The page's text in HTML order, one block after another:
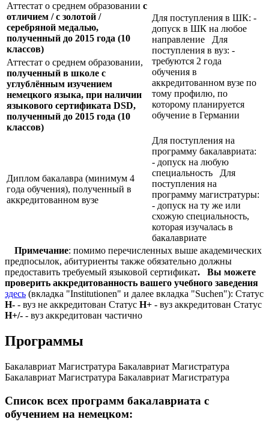
Аттестат о среднем образовании с
отличием / с золотой /
серебряной медалью,
полученный до 2015 года (10
классов)
Для поступления в ШК: -
допуск в ШК на любое
направление Для
поступления в вуз: -
требуются 2 года
обучения в
аккредитованном вузе по
тому профилю, по
которому планируется
обучение в Германии
Аттестат о среднем образовании,
полученный в школе с
углублённым изучением
немецкого языка, при наличии
языкового сертификата DSD,
полученный до 2015 года (10
классов)
Диплом бакалавра (минимум 4
года обучения), полученный в
аккредитованном вузе
Для поступления на
программу бакалавриата:
- допуск на любую
специальность Для
поступления на
программу магистратуры:
- допуск на ту же или
схожую специальность,
которая изучалась в
бакалавриате
Примечание: помимо перечисленных выше академических
предпосылок, абитуриенты также обязательно должны
предоставить требуемый языковой сертификат.
Вы можете
проверить аккредитованность вашего учебного заведения
здесь (вкладка "Institutionen" и далее вкладка "Suchen"): Статус
Н- - вуз не аккредитован Статус Н+ - вуз аккредитован Статус
Н+/- - вуз аккредитован частично
Программы
Бакалавриат Магистратура Бакалавриат Магистратура
Бакалавриат Магистратура Бакалавриат Магистратура
Список всех программ бакалавриата с
обучением на немецком: